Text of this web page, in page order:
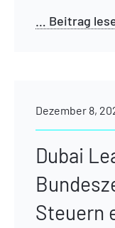
… Beitrag
Dezember 8,
Dubai
Steuern